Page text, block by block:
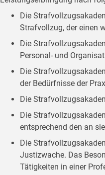
Die
Strafvollzug, der einen
Die
Personal- und
Die
der Bedürfnisse der
Die
Die
entsprechend den an
Die
Justizwache. Das
Tätigkeiten in einer